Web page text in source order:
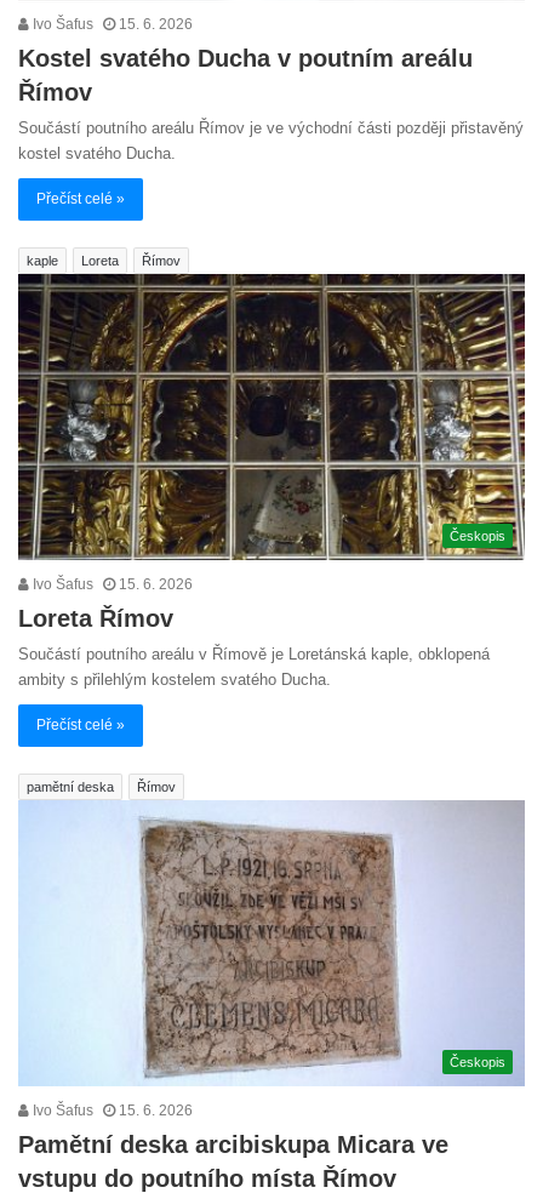
Ivo Šafus 15. 6. 2026
Kostel svatého Ducha v poutním areálu
Římov
Součástí poutního areálu Římov je ve východní části později přistavěný
kostel svatého Ducha.
Přečíst celé »
kaple Loreta Římov
Českopis
Ivo Šafus 15. 6. 2026
Loreta Římov
Součástí poutního areálu v Římově je Loretánská kaple, obklopená
ambity s přilehlým kostelem svatého Ducha.
Přečíst celé »
pamětní deska Římov
Českopis
Ivo Šafus 15. 6. 2026
Pamětní deska arcibiskupa Micara ve
vstupu do poutního místa Římov